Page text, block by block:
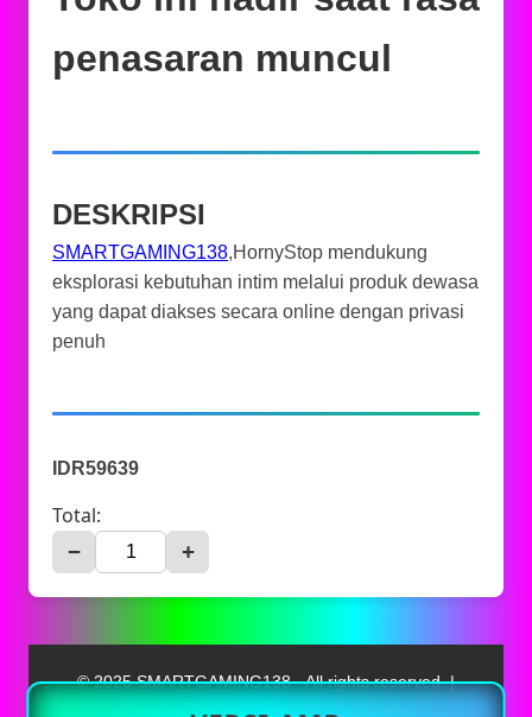
penasaran muncul
DESKRIPSI
SMARTGAMING138,HornyStop mendukung
eksplorasi kebutuhan intim melalui produk dewasa
yang dapat diakses secara online dengan privasi
penuh
IDR59639
Total:
− +
© 2025 SMARTGAMING138 - All rights reserved. |